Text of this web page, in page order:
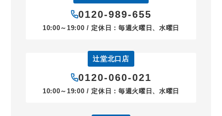
0120-989-655
10:00～19:00 / 定休日：毎週火曜日、水曜日
辻堂北口店
0120-060-021
10:00～19:00 / 定休日：毎週火曜日、水曜日